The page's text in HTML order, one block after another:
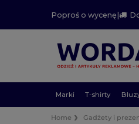
Poproś o wycenę|
Marki T-shirty
Home Gadżety i